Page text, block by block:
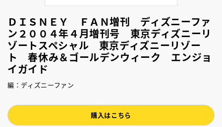
ＤＩＳＮＥＹ ＦＡＮ増刊 ディズニーファ
ン２００４年４月増刊号 東京ディズニーリ
ゾートスペシャル 東京ディズニーリゾー
ト 春休み＆ゴールデンウィーク エンジョ
イガイド
編：ディズニーファン
購入はこちら